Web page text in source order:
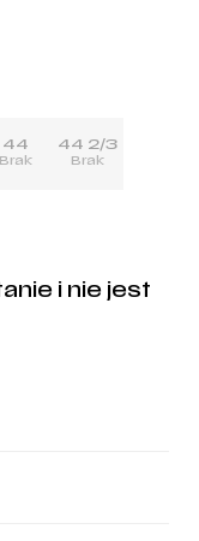
44
Brak
44 2/3
Brak
i nie jest